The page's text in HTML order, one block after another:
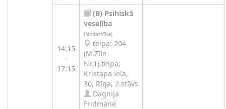
14:15
-
17:15
(B) Psihiskā
veselība
(Nodarbība)
telpa: 204
(M.Zīle
Nr.1).telpa,
Kristapa iela,
30, Rīga, 2.stāvs
Dagnija
Fridmane